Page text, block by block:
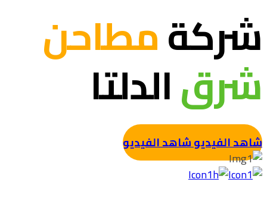
شركةمطاحن
شرقالدلتا
شاهد الفيديوشاهد الفيديو